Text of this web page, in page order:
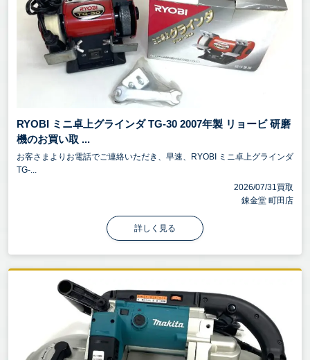
用品、アウトドア用品、楽器、小物、雑貨など、ど
んなジャンルでもOK！
壊れていても、古くても、放置していても、欠損・
欠品していても大丈夫！
まずは無料出張査定をご利用ください。プロの査定
員がご自宅までお伺いし、一点一点丁寧に査定いた
します。
他社で断られたお品物でも、当店なら思わぬ価格が
つくことも！
お値段がつかない場合でも、可能な限り引き取りさ
せていただきます。
お申込みはお電話一本！お気軽に錬金堂へご相談く
ださい！
RYOBI ミニ卓上グラインダ TG-30 2007年製 リョービ 研磨
機のお買い取 ...
お客さまよりお電話でご連絡いただき、早速、RYOBI ミニ卓上グラインダ
TG-...
2026/07/31買取
錬金堂 町田店
詳しく見る